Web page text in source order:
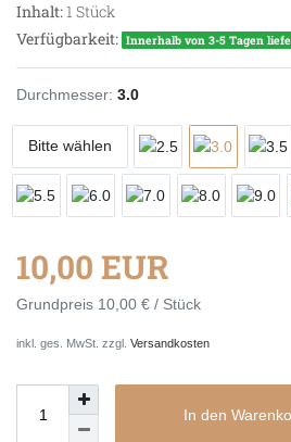
Inhalt:1 Stück
Verfügbarkeit: Innerhalb von 3-5 Tagen
Durchmesser: 3.0
Bitte wählen
10,00 EUR
Grundpreis 10,00 € / Stück
inkl. ges. MwSt. zzgl. Versandkosten
In den